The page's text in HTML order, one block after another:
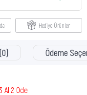
Hediye Ürünler
(0) Ödeme
Al 2 Öde